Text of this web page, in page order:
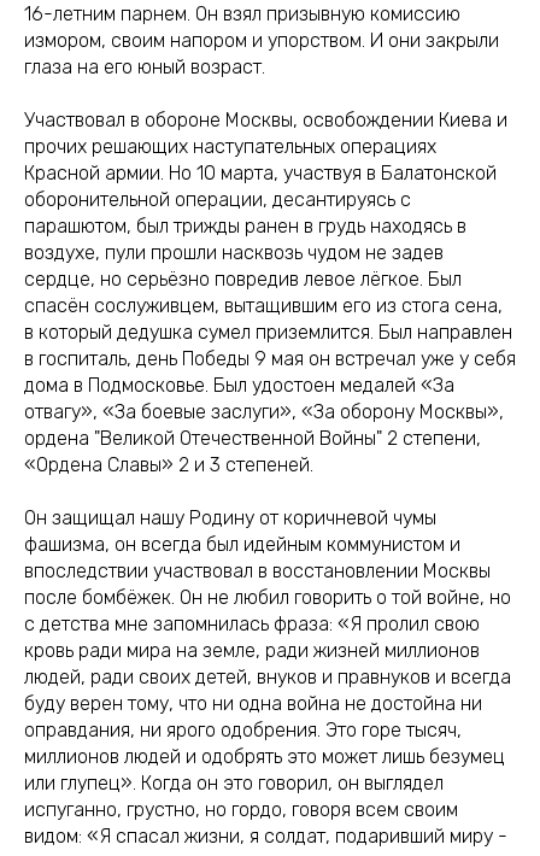
16-летним парнем. Он взял призывную комиссию
измором, своим напором и упорством. И они закрыли
глаза на его юный возраст.
Участвовал в обороне Москвы, освобождении Киева и
прочих решающих наступательных операциях
Красной армии. Но 10 марта, участвуя в Балатонской
оборонительной операции, десантируясь с
парашютом, был трижды ранен в грудь находясь в
воздухе, пули прошли насквозь чудом не задев
сердце, но серьёзно повредив левое лёгкое. Был
спасён сослуживцем, вытащившим его из стога сена,
в который дедушка сумел приземлится. Был направлен
в госпиталь, день Победы 9 мая он встречал уже у себя
дома в Подмосковье. Был удостоен медалей «За
отвагу», «За боевые заслуги», «За оборону Москвы»,
ордена "Великой Отечественной Войны" 2 степени,
«Ордена Славы» 2 и 3 степеней.
Он защищал нашу Родину от коричневой чумы
фашизма, он всегда был идейным коммунистом и
впоследствии участвовал в восстановлении Москвы
после бомбёжек. Он не любил говорить о той войне, но
с детства мне запомнилась фраза: «Я пролил свою
кровь ради мира на земле, ради жизней миллионов
людей, ради своих детей, внуков и правнуков и всегда
буду верен тому, что ни одна война не достойна ни
оправдания, ни ярого одобрения. Это горе тысяч,
миллионов людей и одобрять это может лишь безумец
или глупец». Когда он это говорил, он выглядел
испуганно, грустно, но гордо, говоря всем своим
видом: «Я спасал жизни, я солдат, подаривший миру -